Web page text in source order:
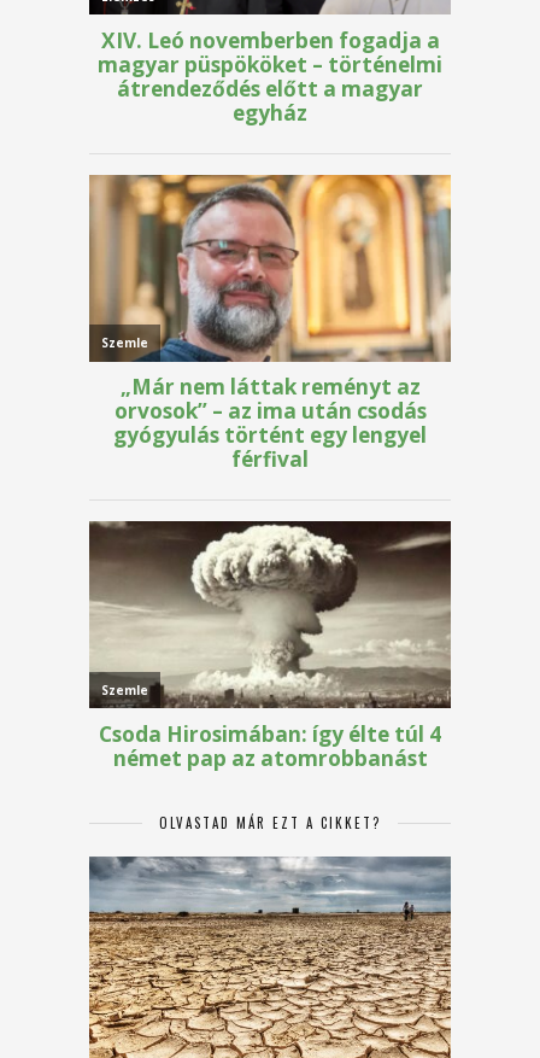
OLVASTAD MÁR EZT A CIKKET?